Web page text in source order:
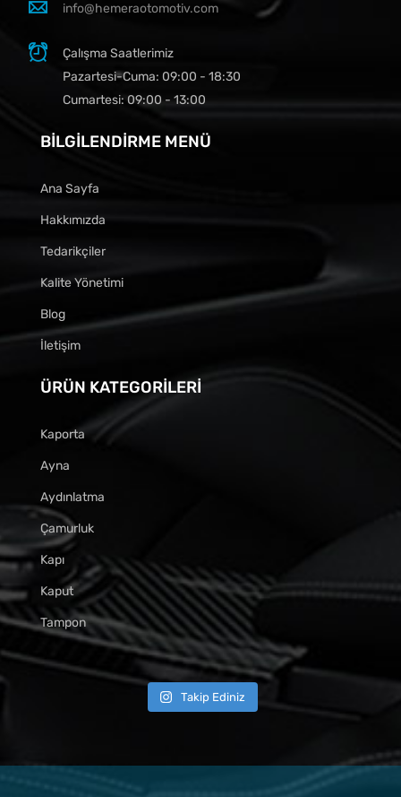
info@hemeraotomotiv.com
Çalışma Saatlerimiz
Pazartesi-Cuma: 09:00 - 18:30
Cumartesi: 09:00 - 13:00
BILGILENDIRME MENÜ
Ana Sayfa
Hakkımızda
Tedarikçiler
Kalite Yönetimi
Blog
İletişim
ÜRÜN KATEGORILERI
Kaporta
Ayna
Aydınlatma
Çamurluk
Kapı
Kaput
Tampon
Takip Ediniz